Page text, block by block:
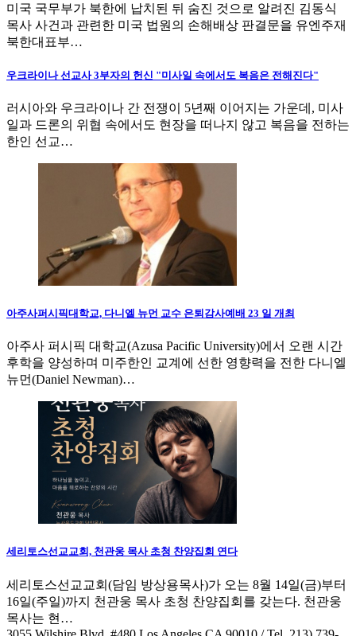
미국 국무부가 북한에 납치된 뒤 숨진 것으로 알려진 김동식
목사 사건과 관련한 미국 법원의 손해배상 판결문을 유엔주재
북한대표부…
우크라이나 선교사 3부자의 헌신 "미사일 속에서도 복음은 전해진다"
러시아와 우크라이나 간 전쟁이 5년째 이어지는 가운데, 미사
일과 드론의 위협 속에서도 현장을 떠나지 않고 복음을 전하는
한인 선교…
아주사퍼시픽대학교, 다니엘 뉴먼 교수 은퇴감사예배 23 일 개최
아주사 퍼시픽 대학교(Azusa Pacific University)에서 오랜 시간
후학을 양성하며 미주한인 교계에 선한 영향력을 전한 다니엘
뉴먼(Daniel Newman)…
세리토스선교교회, 천관웅 목사 초청 찬양집회 연다
세리토스선교교회(담임 방상용목사)가 오는 8월 14일(금)부터
16일(주일)까지 천관웅 목사 초청 찬양집회를 갖는다. 천관웅
목사는 현…